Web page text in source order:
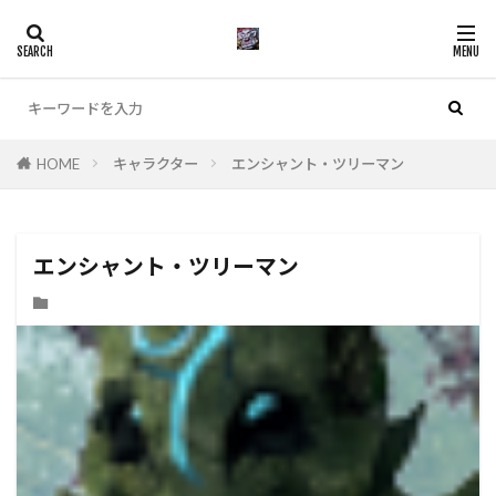
HOME キャラクター エンシャント・ツリーマン
エンシャント・ツリーマン
カテゴリー